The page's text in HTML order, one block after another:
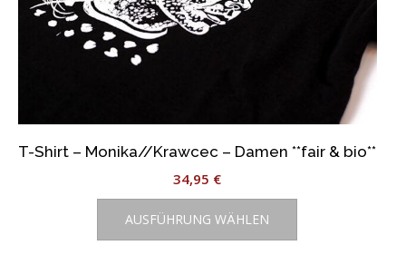
T-Shirt – Monika//Krawcec – Damen **fair & bio**
34,95 €
AUSFÜHRUNG WÄHLEN
Dieses
weist